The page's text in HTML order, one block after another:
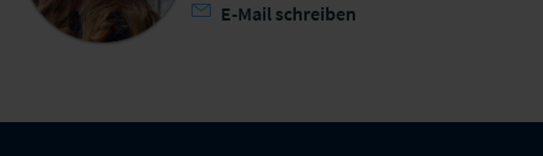
E-Mail schreiben